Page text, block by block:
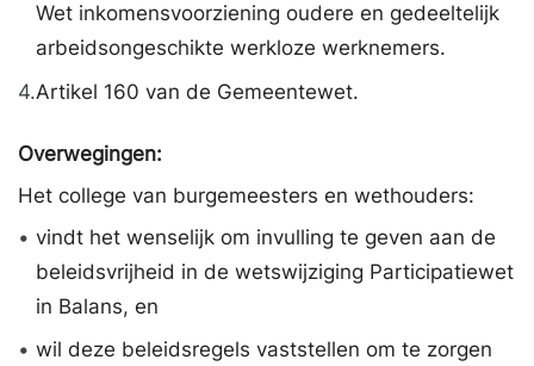
Wet inkomensvoorziening oudere en gedeeltelijk
arbeidsongeschikte werkloze werknemers.
4.Artikel 160 van de Gemeentewet.
Overwegingen:
Het college van burgemeesters en wethouders:
• vindt het wenselijk om invulling te geven aan de
beleidsvrijheid in de wetswijziging Participatiewet
in Balans, en
• wil deze beleidsregels vaststellen om te zorgen